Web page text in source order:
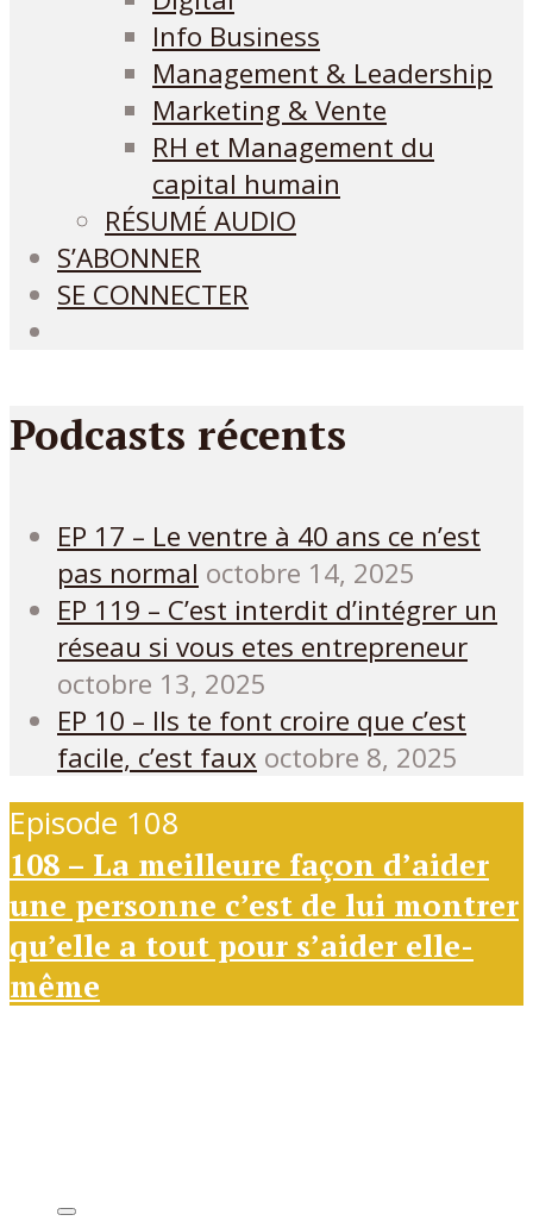
Info Business
Management & Leadership
Marketing & Vente
RH et Management du
capital humain
RÉSUMÉ AUDIO
S’ABONNER
SE CONNECTER
Podcasts récents
EP 17 – Le ventre à 40 ans ce n’est
pas normal octobre 14, 2025
EP 119 – C’est interdit d’intégrer un
réseau si vous etes entrepreneur
octobre 13, 2025
EP 10 – Ils te font croire que c’est
facile, c’est faux octobre 8, 2025
Episode 108
108 – La meilleure façon d’aider
une personne c’est de lui montrer
qu’elle a tout pour s’aider elle-
même